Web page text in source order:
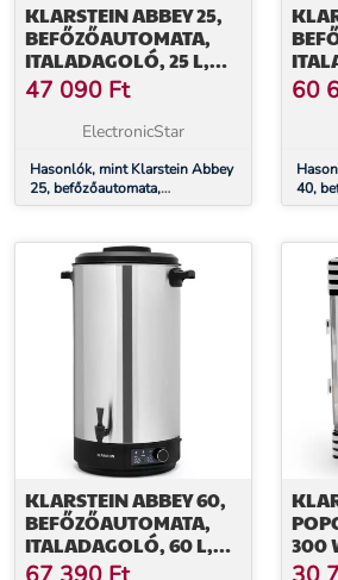
KLARSTEIN ABBEY 25,
BEFŐZŐAUTOMATA,
ITALADAGOLÓ, 25 L,
100 °C, 180 PERC,
ROZSDAMENTES ACÉL
47 090 Ft
ElectronicStar
Hasonlók, mint Klarstein Abbey
25, befőzőautomata,
italadagoló, 25 l, 100 °C, 180
100
60
40,
KLARSTEIN ABBEY 60,
BEFŐZŐAUTOMATA,
ITALADAGOLÓ, 60 L,
100 °C, 180 PERC,
300